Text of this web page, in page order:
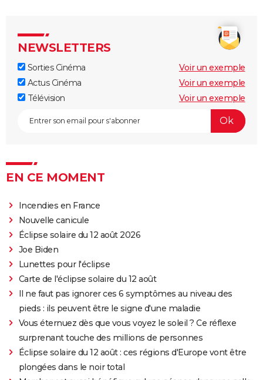
NEWSLETTERS
Sorties Cinéma
Voir un exemple
Actus Cinéma
Voir un exemple
Télévision
Voir un exemple
EN CE MOMENT
Incendies en France
Nouvelle canicule
Éclipse solaire du 12 août 2026
Joe Biden
Lunettes pour l'éclipse
Carte de l'éclipse solaire du 12 août
Il ne faut pas ignorer ces 6 symptômes au niveau des
pieds : ils peuvent être le signe d'une maladie
Vous éternuez dès que vous voyez le soleil ? Ce réflexe
surprenant touche des millions de personnes
Éclipse solaire du 12 août : ces régions d'Europe vont être
plongées dans le noir total